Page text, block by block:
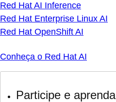
Red Hat AI Inference
Red Hat Enterprise Linux AI
Red Hat OpenShift AI
Conheça o Red Hat AI
Participe e aprenda